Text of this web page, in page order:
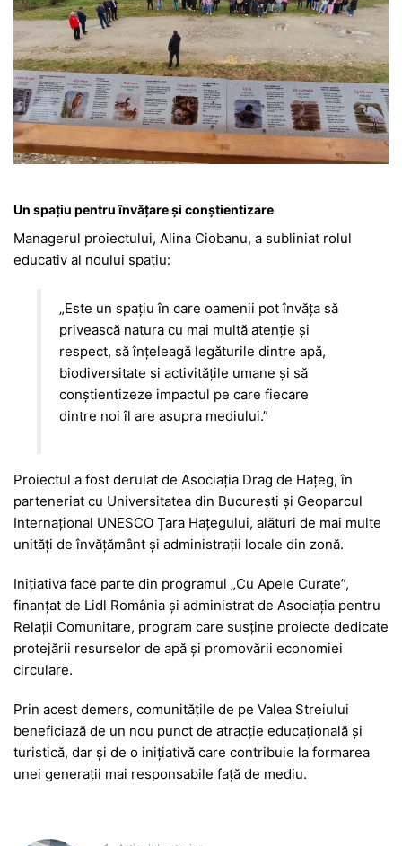
Un spațiu pentru învățare și conștientizare
Managerul proiectului, Alina Ciobanu, a subliniat rolul
educativ al noului spațiu:
„Este un spațiu în care oamenii pot învăța să
privească natura cu mai multă atenție și
respect, să înțeleagă legăturile dintre apă,
biodiversitate și activitățile umane și să
conștientizeze impactul pe care fiecare
dintre noi îl are asupra mediului.”
Proiectul a fost derulat de Asociația Drag de Hațeg, în
parteneriat cu Universitatea din București și Geoparcul
Internațional UNESCO Țara Hațegului, alături de mai multe
unități de învățământ și administrații locale din zonă.
Inițiativa face parte din programul „Cu Apele Curate”,
finanțat de Lidl România și administrat de Asociația pentru
Relații Comunitare, program care susține proiecte dedicate
protejării resurselor de apă și promovării economiei
circulare.
Prin acest demers, comunitățile de pe Valea Streiului
beneficiază de un nou punct de atracție educațională și
turistică, dar și de o inițiativă care contribuie la formarea
unei generații mai responsabile față de mediu.